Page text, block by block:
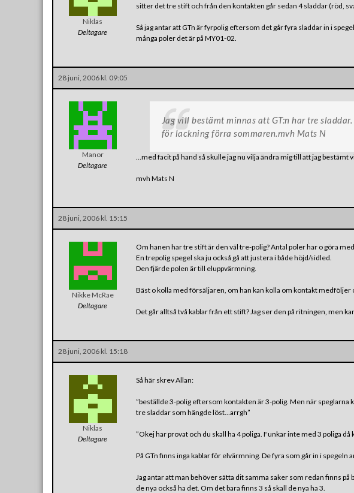
Niklas
Deltagare
sitter det tre stift och från den kontakten går sedan 4 sladdar (röd,
Så jag antar att GTn är fyrpolig eftersom det går fyra sladdar in i
många poler det är på MY01-02.
28 juni, 2006 kl. 09:05
Manor
Deltagare
Jag vill bestämt minnas att GT:n har tre
för lackning förra sommaren.mvh Mats N
…med facit på hand så skulle jag nu vilja ändra mig till att jag bestämt
mvh Mats N
28 juni, 2006 kl. 15:15
Nikke McRae
Deltagare
Om hanen har tre stift är den väl tre-polig? Antal poler har o göra
En trepolig spegel ska ju också gå att justera i både höjd/sidled.
Den fjärde polen är till eluppvärmning.
Bäst o kolla med försäljaren, om han kan kolla om kontakt medföljer
Det går alltså två kablar från ett stift? Jag ser den på ritningen, men
28 juni, 2006 kl. 15:18
Niklas
Deltagare
Så här skrev Allan:
”beställde 3-polig eftersom kontakten är 3-polig. Men när speglarna
tre sladdar som hängde löst…arrgh”
”Okej har provat och du skall ha 4 poliga. Funkar inte med 3 poliga då
På GTn finns inga kablar för elvärmning. De fyra som går in i spegeln
Jag antar att man behöver sätta dit samma saker som redan finns
de nya också ha det. Om det bara finns 3 så skall de nya ha 3.